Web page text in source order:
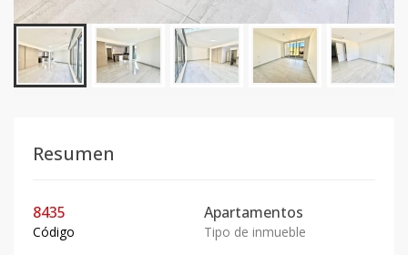
Resumen
8435
Código
Apartamentos
Tipo de inmueble